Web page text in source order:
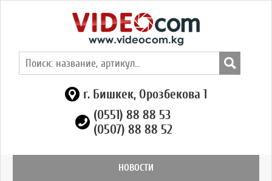
г. Бишкек, Орозбекова 1
(0551) 88 88 53
(0507) 88 88 52
НОВОСТИ